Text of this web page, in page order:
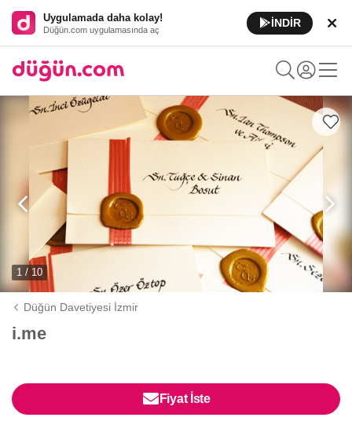
Uygulamada daha kolay!
Düğün.com uygulamasında aç
İNDİR
1 / 10
Düğün Davetiyesi İzmir
i.me
Fiyat İste